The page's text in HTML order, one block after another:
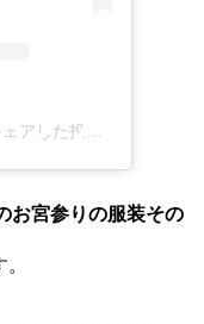
アした投稿
お宮参りの服装その